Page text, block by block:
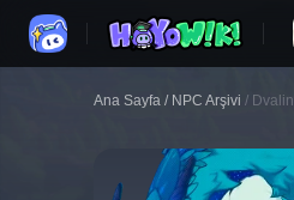
Ana Sayfa / NPC Arşivi / Dvalin